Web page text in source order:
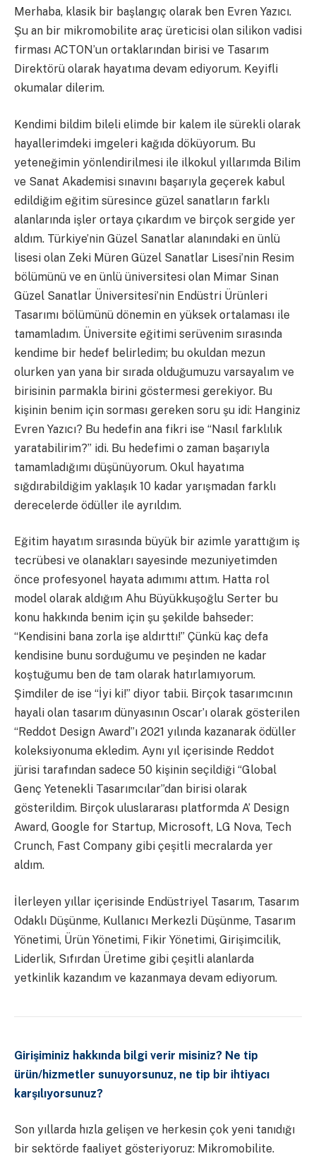
Merhaba, klasik bir başlangıç olarak ben Evren Yazıcı.
Şu an bir mikromobilite araç üreticisi olan silikon vadisi
firması ACTON’un ortaklarından birisi ve Tasarım
Direktörü olarak hayatıma devam ediyorum. Keyifli
okumalar dilerim.
Kendimi bildim bileli elimde bir kalem ile sürekli olarak
hayallerimdeki imgeleri kağıda döküyorum. Bu
yeteneğimin yönlendirilmesi ile ilkokul yıllarımda Bilim
ve Sanat Akademisi sınavını başarıyla geçerek kabul
edildiğim eğitim süresince güzel sanatların farklı
alanlarında işler ortaya çıkardım ve birçok sergide yer
aldım. Türkiye’nin Güzel Sanatlar alanındaki en ünlü
lisesi olan Zeki Müren Güzel Sanatlar Lisesi’nin Resim
bölümünü ve en ünlü üniversitesi olan Mimar Sinan
Güzel Sanatlar Üniversitesi’nin Endüstri Ürünleri
Tasarımı bölümünü dönemin en yüksek ortalaması ile
tamamladım. Üniversite eğitimi serüvenim sırasında
kendime bir hedef belirledim; bu okuldan mezun
olurken yan yana bir sırada olduğumuzu varsayalım ve
birisinin parmakla birini göstermesi gerekiyor. Bu
kişinin benim için sorması gereken soru şu idi: Hanginiz
Evren Yazıcı? Bu hedefin ana fikri ise “Nasıl farklılık
yaratabilirim?” idi. Bu hedefimi o zaman başarıyla
tamamladığımı düşünüyorum. Okul hayatıma
sığdırabildiğim yaklaşık 10 kadar yarışmadan farklı
derecelerde ödüller ile ayrıldım.
Eğitim hayatım sırasında büyük bir azimle yarattığım iş
tecrübesi ve olanakları sayesinde mezuniyetimden
önce profesyonel hayata adımımı attım. Hatta rol
model olarak aldığım Ahu Büyükkuşoğlu Serter bu
konu hakkında benim için şu şekilde bahseder:
“Kendisini bana zorla işe aldırttı!” Çünkü kaç defa
kendisine bunu sorduğumu ve peşinden ne kadar
koştuğumu ben de tam olarak hatırlamıyorum.
Şimdiler de ise “İyi ki!” diyor tabii. Birçok tasarımcının
hayali olan tasarım dünyasının Oscar’ı olarak gösterilen
“Reddot Design Award”ı 2021 yılında kazanarak ödüller
koleksiyonuma ekledim. Aynı yıl içerisinde Reddot
jürisi tarafından sadece 50 kişinin seçildiği “Global
Genç Yetenekli Tasarımcılar”dan birisi olarak
gösterildim. Birçok uluslararası platformda A’ Design
Award, Google for Startup, Microsoft, LG Nova, Tech
Crunch, Fast Company gibi çeşitli mecralarda yer
aldım.
İlerleyen yıllar içerisinde Endüstriyel Tasarım, Tasarım
Odaklı Düşünme, Kullanıcı Merkezli Düşünme, Tasarım
Yönetimi, Ürün Yönetimi, Fikir Yönetimi, Girişimcilik,
Liderlik, Sıfırdan Üretime gibi çeşitli alanlarda
yetkinlik kazandım ve kazanmaya devam ediyorum.
Girişiminiz hakkında bilgi verir misiniz? Ne tip
ürün/hizmetler sunuyorsunuz, ne tip bir ihtiyacı
karşılıyorsunuz?
Son yıllarda hızla gelişen ve herkesin çok yeni tanıdığı
bir sektörde faaliyet gösteriyoruz: Mikromobilite.